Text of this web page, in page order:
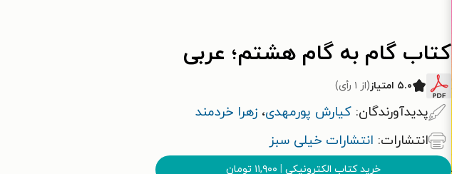
کتاب گام به گام هشتم؛ عربی
۵.۰ امتیاز (از ۱ رأی)
پدیدآورندگان: کیارش پورمهدی، زهرا خردمند
انتشارات: انتشارات خیلی سبز
خرید کتاب الکترونیکی | ۱۱,۹۰۰ تومان